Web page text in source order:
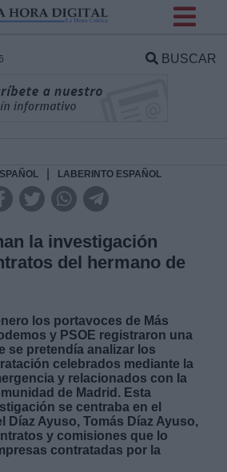
BUSCAR
LABERINTO ESPAÑOL
la investigación
del hermano de
los portavoces de Más
y PSOE registraron una
se pretendía analizar los
celebrados mediante la
y relacionados con la
de Madrid. Esta
se centraba en el
Díaz Ayuso, Tomás Díaz Ayuso,
y comisiones que lo
contratadas por la